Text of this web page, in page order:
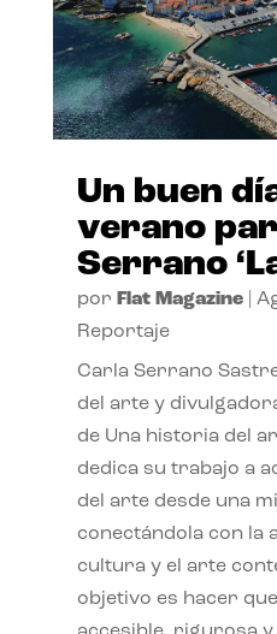
Un buen
verano
Serrano
por Flat Magazine|
Reportaje
Carla Serrano
del arte y
de Una historia del
dedica su trabajo a
del arte desde una
conectándola con la
cultura y el arte
objetivo es hacer